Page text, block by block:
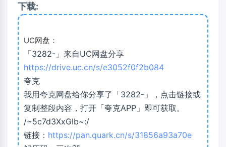
下载:
UC网盘：
「3282-」来自UC网盘分享
https://drive.uc.cn/s/e3052f0f2b084
夸克
我用夸克网盘给你分享了「3282-」，点击链接或
复制整段内容，打开「夸克APP」即可获取。
/~5c7d3XxGIb~:/
链接： https://pan.quark.cn/s/31856a93a70e